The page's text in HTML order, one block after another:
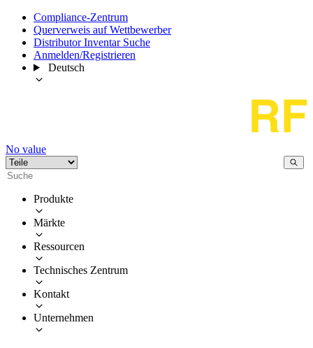
Compliance-Zentrum
Querverweis auf Wettbewerber
Distributor Inventar Suche
Anmelden/Registrieren
Deutsch
No value
Produkte
Märkte
Ressourcen
Technisches Zentrum
Kontakt
Unternehmen